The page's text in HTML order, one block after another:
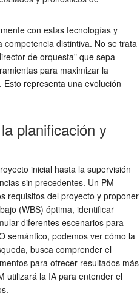
con estas tecnologías y
distintiva. No se trata
de orquesta" que sepa
para maximizar la
representa una evolución
planificación y
inicial hasta la supervisión
sin precedentes. Un PM
requisitos del proyecto y proponer
(WBS) óptima, identificar
diferentes escenarios para
semántico, podemos ver cómo la
busca comprender el
para ofrecer resultados más
utilizará la IA para entender el